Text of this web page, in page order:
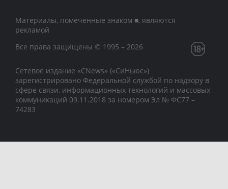
Материалы, помеченные знаком ■, являются
рекламой
Все права защищены © 1995 – 2026
Сетевое издание «CNews» («СиНьюс»)
зарегистрировано Федеральной службой по надзору в
сфере связи, информационных технологий и массовых
коммуникаций 09.11.2018 за номером Эл № ФС77 –
74283